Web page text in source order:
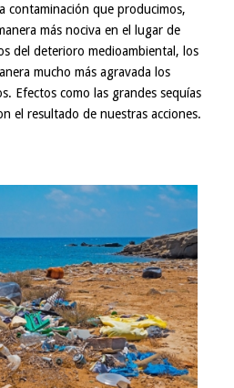
contaminación que producimos,
más nociva en el lugar de
del deterioro medioambiental, los
mucho más agravada los
Efectos como las grandes sequías
el resultado de nuestras acciones.